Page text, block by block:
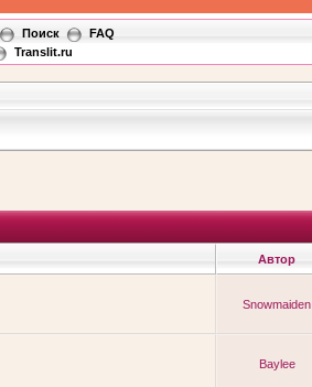
Поиск
FAQ
Translit.ru
Автор
Snowmaiden
Baylee